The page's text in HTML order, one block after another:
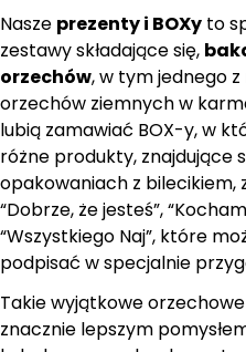
Nasze prezenty i BOXy to
zestawy składające się,
orzechów, w tym jednego
orzechów ziemnych w
lubią zamawiać BOX-y, w
różne produkty, znajdujące
opakowaniach z bilecikiem,
“Dobrze, że jesteś”,
“Wszystkiego Naj”, które
podpisać w specjalnie
Takie wyjątkowe
znacznie lepszym